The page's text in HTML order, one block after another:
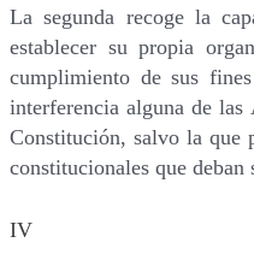
La segunda recoge la
establecer su propia
cumplimiento de sus
interferencia alguna de
Constitución, salvo la que
constitucionales que
IV